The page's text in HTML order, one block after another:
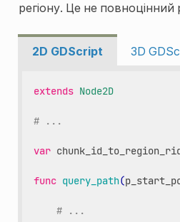
регіону. Це не
2D GDScript 3D
extends Node2D
# ...
var
func query_path(
# ...